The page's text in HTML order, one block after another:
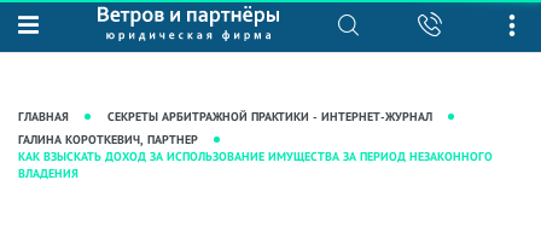
О нас
Рекомендации
Награды и рейтинги
Юридические услуги
Интеллектуальная собственность
Корпоративная практика
База знаний
Журнал "Секреты арбитражной
практики"
Статьи
ГЛАВНАЯ
СЕКРЕТЫ АРБИТРАЖНОЙ ПРАКТИКИ - ИНТЕРНЕТ-ЖУРНАЛ
ГАЛИНА КОРОТКЕВИЧ, ПАРТНЕР
КАК ВЗЫСКАТЬ ДОХОД ЗА ИСПОЛЬЗОВАНИЕ ИМУЩЕСТВА ЗА ПЕРИОД НЕЗАКОННОГО
ВЛАДЕНИЯ